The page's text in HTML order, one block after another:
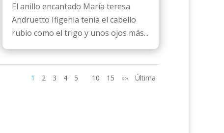
El anillo encantado María teresa
Andruetto Ifigenia tenía el cabello
rubio como el trigo y unos ojos más...
1 2 3 4 5 10 15 »» Última